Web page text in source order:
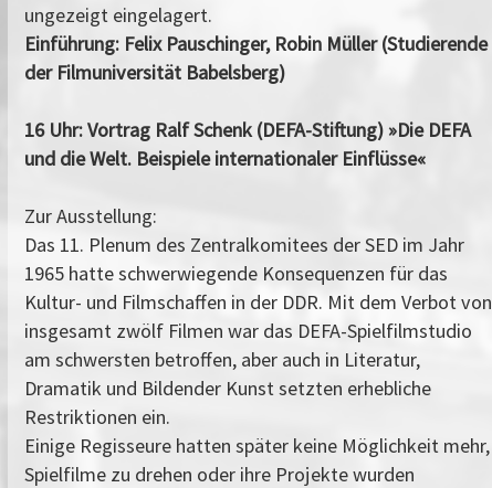
ungezeigt eingelagert.
Einführung: Felix Pauschinger, Robin Müller (Studierende
der Filmuniversität Babelsberg)
16 Uhr: Vortrag Ralf Schenk (DEFA-Stiftung) »Die DEFA
und die Welt. Beispiele internationaler Einflüsse«
Zur Ausstellung:
Das 11. Plenum des Zentralkomitees der SED im Jahr
1965 hatte schwerwiegende Konsequenzen für das
Kultur- und Filmschaffen in der DDR. Mit dem Verbot von
insgesamt zwölf Filmen war das DEFA-Spielfilmstudio
am schwersten betroffen, aber auch in Literatur,
Dramatik und Bildender Kunst setzten erhebliche
Restriktionen ein.
Einige Regisseure hatten später keine Möglichkeit mehr,
Spielfilme zu drehen oder ihre Projekte wurden